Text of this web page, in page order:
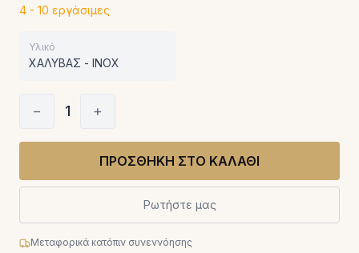
4 - 10 εργάσιμες
Υλικό
ΧΑΛΥΒΑΣ - INOX
− 1 +
ΠΡΟΣΘΗΚΗ ΣΤΟ ΚΑΛΑΘΙ
Ρωτήστε μας
Μεταφορικά κατόπιν συνεννόησης